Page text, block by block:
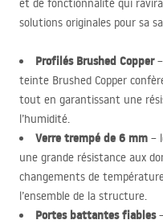
et de fonctionnalité qui
solutions originales pour sa
Profilés Brushed Copper–
teinte Brushed Copper
tout en garantissant une
l’humidité.
Verre trempé de 6 mm –
une grande résistance aux
changements de
l’ensemble de la structure.
Portes battantes fiables